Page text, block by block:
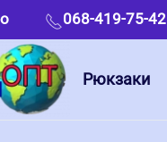
068-419-75-42
Рюкзаки